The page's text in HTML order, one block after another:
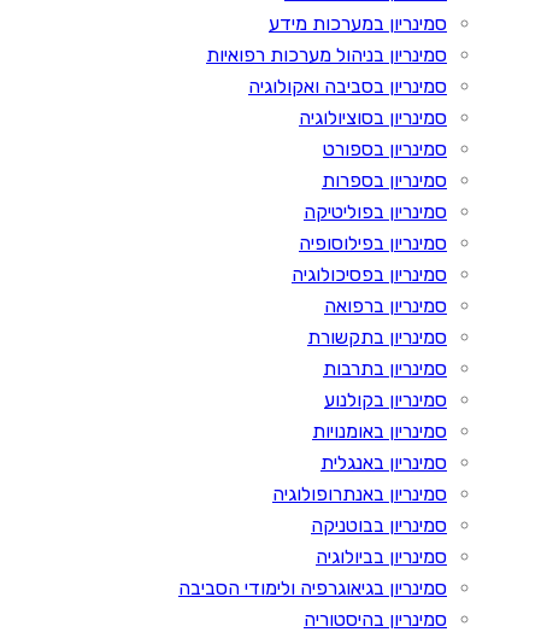
סמינריון במערכות מידע
סמינריון בניהול מערכות רפואיות
סמינריון בסביבה ואקולוגיה
סמינריון בסוציולוגיה
סמינריון בספורט
סמינריון בספרות
סמינריון בפוליטיקה
סמינריון בפילוסופיה
סמינריון בפסיכולוגיה
סמינריון ברפואה
סמינריון בתקשורת
סמינריון בתרבות
סמינריון בקולנוע
סמינריון באומנויות
סמינריון באנגלית
סמינריון באנתרופולוגיה
סמינריון בבוטניקה
סמינריון בביולוגיה
סמינריון בגיאוגרפיה ולימודי הסביבה
סמינריון בהיסטוריה